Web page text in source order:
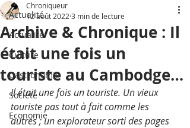
Actualité
Actualité
Culture
Gastronomie
Société
Economie
Archive & Chronique : Il
était une fois un
touriste au Cambodge…
Chroniqueur
12 août 2022 3 min de lecture
Il était une fois un touriste. Un vieux
touriste pas tout à fait comme les
autres ; un explorateur sorti des pages